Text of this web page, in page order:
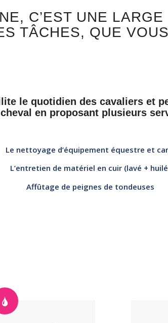
C’EST UNE
TÂCHES, QUE
le quotidien des cavaliers et
en proposant plusieurs
Le nettoyage d’équipement équestre et
L’entretien de matériel en cuir (lavé +
Affûtage de peignes de tondeuses